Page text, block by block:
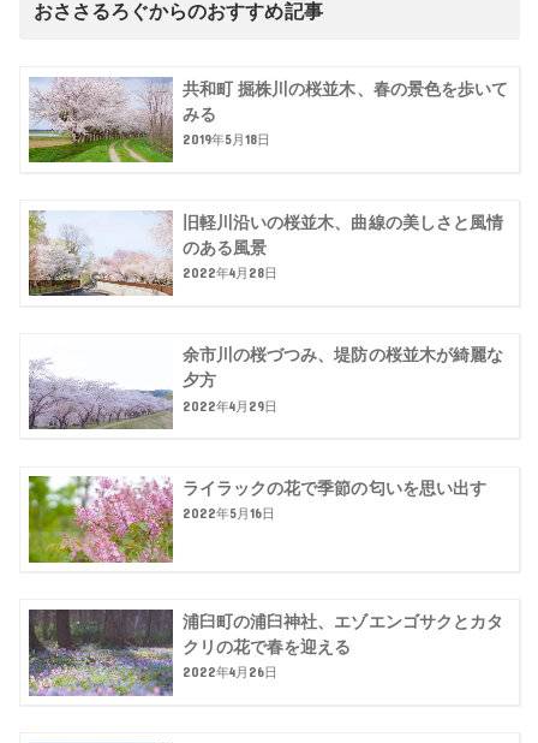
おささるろぐからのおすすめ記事
共和町 掘株川の桜並木、春の景色を歩いて
みる
2019年5月18日
旧軽川沿いの桜並木、曲線の美しさと風情
のある風景
2022年4月28日
余市川の桜づつみ、堤防の桜並木が綺麗な
夕方
2022年4月29日
ライラックの花で季節の匂いを思い出す
2022年5月16日
浦臼町の浦臼神社、エゾエンゴサクとカタ
クリの花で春を迎える
2022年4月26日